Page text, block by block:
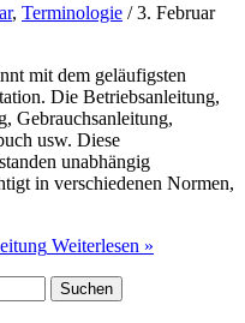
, Terminologie /3. Februar
mit dem geläufigsten
Die Betriebsanleitung,
Gebrauchsanleitung,
usw. Diese
unabhängig
in verschiedenen Normen,
Weiterlesen »